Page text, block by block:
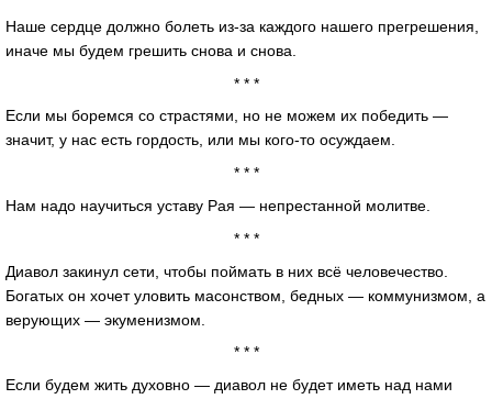
Наше сердце должно болеть из-за каждого нашего прегрешения,
иначе мы будем грешить снова и снова.
* * *
Если мы боремся со страстями, но не можем их победить —
значит, у нас есть гордость, или мы кого-то осуждаем.
* * *
Нам надо научиться уставу Рая — непрестанной молитве.
* * *
Диавол закинул сети, чтобы поймать в них всё человечество.
Богатых он хочет уловить масонством, бедных — коммунизмом, а
верующих — экуменизмом.
* * *
Если будем жить духовно — диавол не будет иметь над нами